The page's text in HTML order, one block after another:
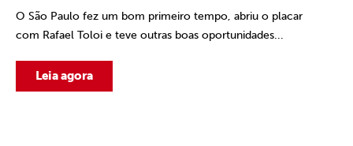
O São Paulo fez um bom primeiro tempo, abriu o placar
com Rafael Toloi e teve outras boas oportunidades...
Leia agora